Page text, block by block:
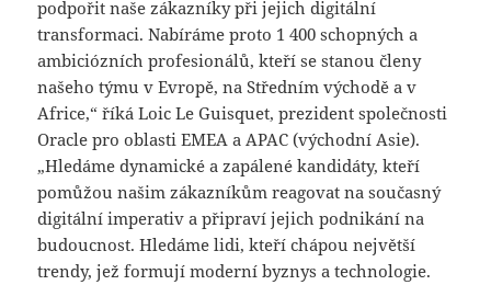
podpořit naše zákazníky při jejich digitální
transformaci. Nabíráme proto 1 400 schopných a
ambiciózních profesionálů, kteří se stanou členy
našeho týmu v Evropě, na Středním východě a v
Africe,“ říká Loic Le Guisquet, prezident společnosti
Oracle pro oblasti EMEA a APAC (východní Asie).
„Hledáme dynamické a zapálené kandidáty, kteří
pomůžou našim zákazníkům reagovat na současný
digitální imperativ a připraví jejich podnikání na
budoucnost. Hledáme lidi, kteří chápou největší
trendy, jež formují moderní byznys a technologie.